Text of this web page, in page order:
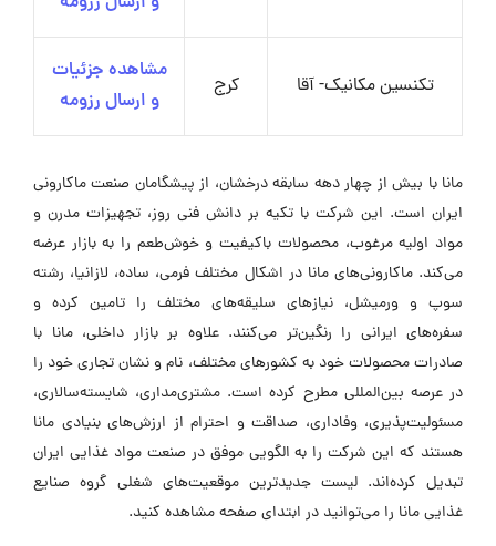
تکنسین مکانیک- آقا کرج
مشاهده جزئیات
و ارسال رزومه
مانا با بیش از چهار دهه سابقه درخشان، از پیشگامان صنعت ماکارونی
ایران است. این شرکت با تکیه بر دانش فنی روز، تجهیزات مدرن و
مواد اولیه مرغوب، محصولات باکیفیت و خوش‌طعم را به بازار عرضه
می‌کند. ماکارونی‌های مانا در اشکال مختلف فرمی، ساده، لازانیا، رشته
سوپ و ورمیشل، نیازهای سلیقه‌های مختلف را تامین کرده و
سفره‌های ایرانی را رنگین‌تر می‌کنند. علاوه بر بازار داخلی، مانا با
صادرات محصولات خود به کشورهای مختلف، نام و نشان تجاری خود را
در عرصه بین‌المللی مطرح کرده است. مشتری‌مداری، شایسته‌سالاری،
مسئولیت‌پذیری، وفاداری، صداقت و احترام از ارزش‌های بنیادی مانا
هستند که این شرکت را به الگویی موفق در صنعت مواد غذایی ایران
تبدیل کرده‌اند. لیست جدیدترین موقعیت‌های شغلی گروه صنایع
غذایی مانا را می‌توانید در ابتدای صفحه مشاهده کنید.